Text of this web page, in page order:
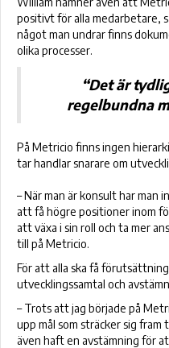
positivt för alla medarbetare,
något man undrar finns
olika processer.
“Det är
regelbundna
På Metricio finns ingen
tar handlar snarare om
– När man är konsult har man
att få högre positioner inom
att växa i sin roll och ta mer
till på Metricio.
För att alla ska få
utvecklingssamtal och
– Trots att jag började på
upp mål som sträcker sig fram
även haft en avstämning för